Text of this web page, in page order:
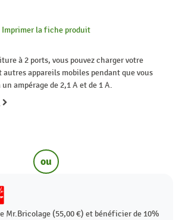
Imprimer la fiche produit
à 2 ports, vous pouvez charger votre
appareils mobiles pendant que vous
ampérage de 2,1 A et de 1 A.
ou
Mr.Bricolage (55,00 €) et bénéficier de 10%